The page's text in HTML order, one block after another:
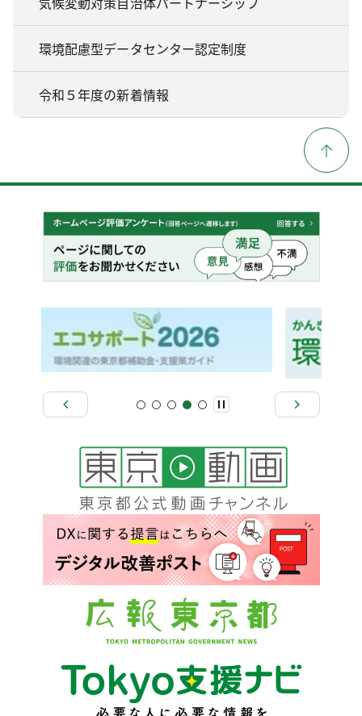
環境配慮型データセンター認定制度
令和５年度の新着情報